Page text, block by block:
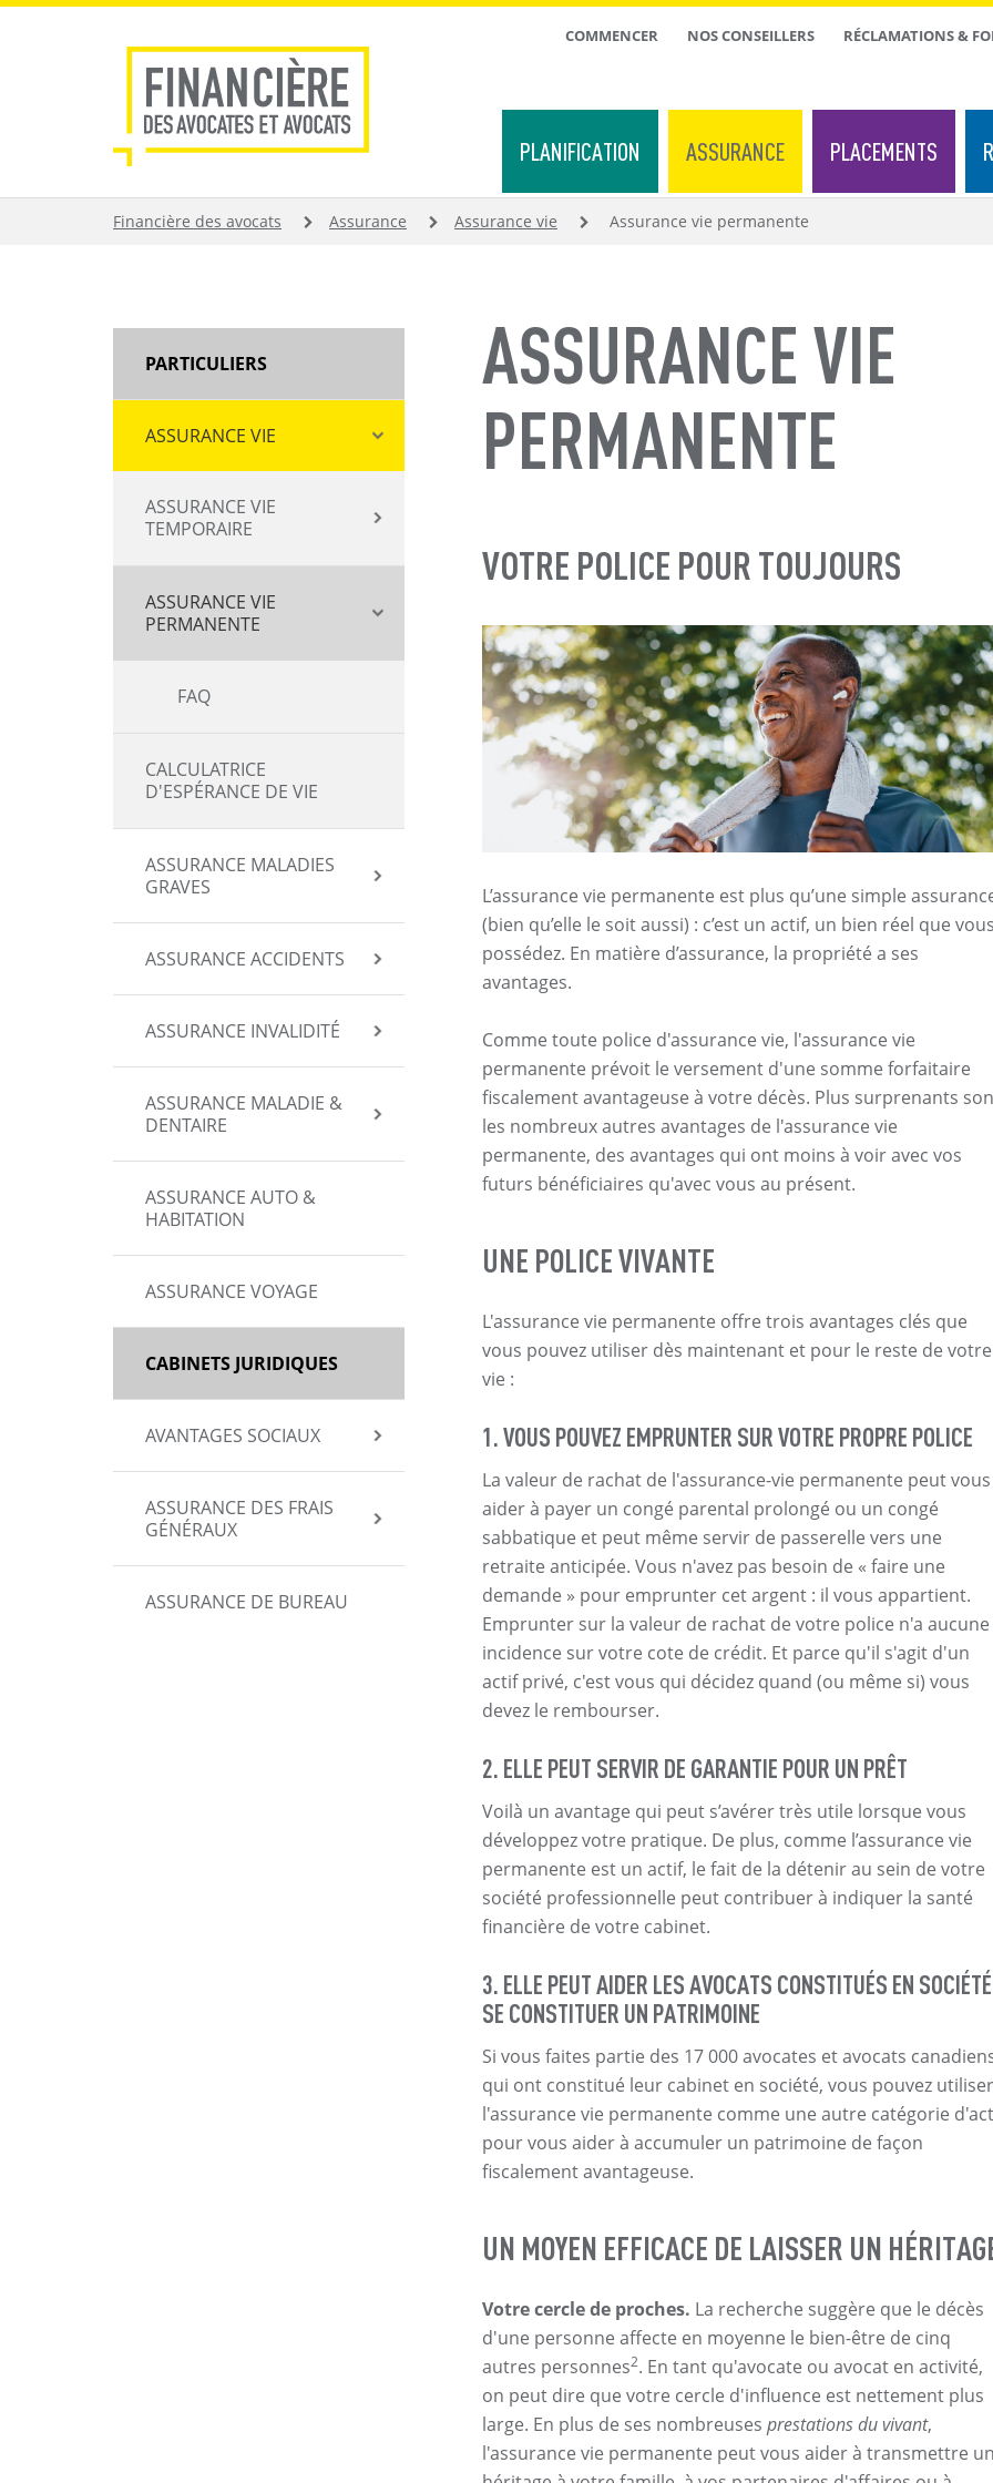
Aller
TOP
COMMENCER NOS CONSEILLERS RÉCLAMATIONS &
PLANIFICATION ASSURANCE PLACEMENTS
FIL
Financière des avocats Assurance Assurance vie Assurance vie permanente
ASSURANCE VIE
PERMANENTE
VOTRE POLICE POUR TOUJOURS
L’assurance vie permanente est plus qu’une simple
(bien qu’elle le soit aussi) : c’est un actif, un bien réel que
possédez. En matière d’assurance, la propriété a ses
avantages.
Comme toute police d'assurance vie, l'assurance vie
permanente prévoit le versement d'une somme forfaitaire
fiscalement avantageuse à votre décès. Plus surprenants
les nombreux autres avantages de l'assurance vie
permanente, des avantages qui ont moins à voir avec vos
futurs bénéficiaires qu'avec vous au présent.
UNE POLICE VIVANTE
L'assurance vie permanente offre trois avantages clés que
vous pouvez utiliser dès maintenant et pour le reste de votre
vie :
1. VOUS POUVEZ EMPRUNTER SUR VOTRE PROPRE POLICE
La valeur de rachat de l'assurance-vie permanente peut vous
aider à payer un congé parental prolongé ou un congé
sabbatique et peut même servir de passerelle vers une
retraite anticipée. Vous n'avez pas besoin de « faire une
demande » pour emprunter cet argent : il vous appartient.
Emprunter sur la valeur de rachat de votre police n'a aucune
incidence sur votre cote de crédit. Et parce qu'il s'agit d'un
actif privé, c'est vous qui décidez quand (ou même si) vous
devez le rembourser.
2. ELLE PEUT SERVIR DE GARANTIE POUR UN PRÊT
Voilà un avantage qui peut s’avérer très utile lorsque vous
développez votre pratique. De plus, comme l’assurance vie
permanente est un actif, le fait de la détenir au sein de votre
société professionnelle peut contribuer à indiquer la santé
financière de votre cabinet.
3. ELLE PEUT AIDER LES AVOCATS CONSTITUÉS EN
SE CONSTITUER UN PATRIMOINE
Si vous faites partie des 17 000 avocates et avocats
qui ont constitué leur cabinet en société, vous pouvez utiliser
l'assurance vie permanente comme une autre catégorie
pour vous aider à accumuler un patrimoine de façon
fiscalement avantageuse.
UN MOYEN EFFICACE DE LAISSER UN
Votre cercle de proches. La recherche suggère que le décès
d'une personne affecte en moyenne le bien-être de cinq
autres personnes2. En tant qu'avocate ou avocat en activité,
on peut dire que votre cercle d'influence est nettement plus
large. En plus de ses nombreuses prestations du vivant,
l'assurance vie permanente peut vous aider à transmettre
MAIN
NAVIGATION
PARTICULIERS
ASSURANCE VIE
ASSURANCE VIE
TEMPORAIRE
ASSURANCE VIE
PERMANENTE
FAQ
CALCULATRICE
D'ESPÉRANCE DE VIE
ASSURANCE MALADIES
GRAVES
ASSURANCE ACCIDENTS
ASSURANCE INVALIDITÉ
ASSURANCE MALADIE &
DENTAIRE
ASSURANCE AUTO &
HABITATION
ASSURANCE VOYAGE
CABINETS JURIDIQUES
AVANTAGES SOCIAUX
ASSURANCE DES FRAIS
GÉNÉRAUX
ASSURANCE DE BUREAU